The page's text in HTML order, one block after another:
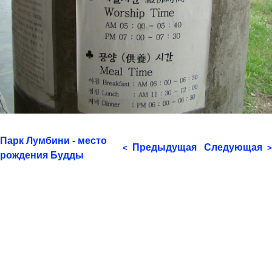
Парк Лумбини - место
рождения Будды
< Предыдущая Следующая >